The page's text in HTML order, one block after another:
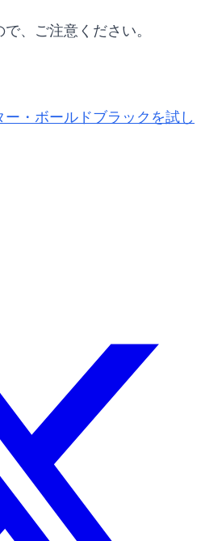
、ご注意ください。
ー・ボールドブラックを試し